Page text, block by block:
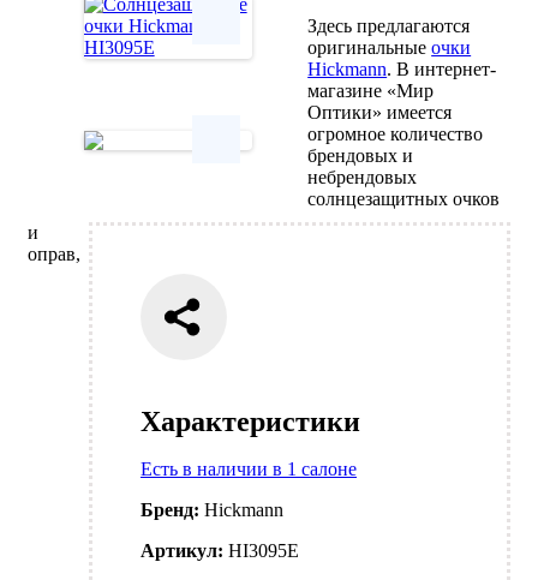
Характеристики
Есть в наличии в 1 салоне
Бренд: Hickmann
Артикул: HI3095E
Здесь предлагаются
оригинальныеочки
Hickmann. В интернет-
магазине «Мир
Оптики» имеется
огромное количество
брендовых и
небрендовых
солнцезащитных очков
и
оправ,